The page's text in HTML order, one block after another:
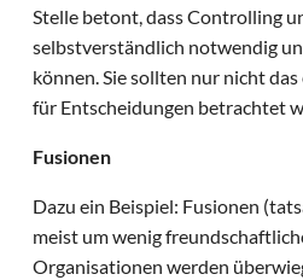
Stelle betont, dass Controlling
selbstverständlich notwendig
können. Sie sollten nur nicht
für Entscheidungen betrachtet
Fusionen
Dazu ein Beispiel: Fusionen
meist um wenig
Organisationen werden